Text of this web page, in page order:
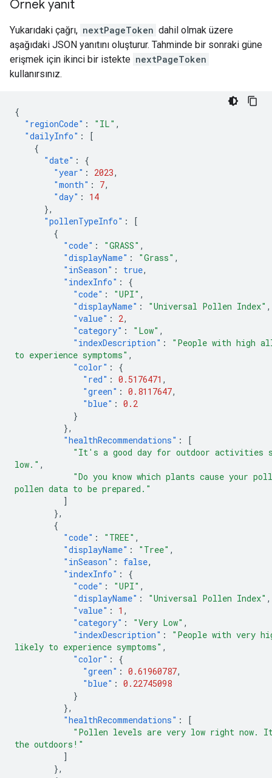
Örnek yanıt
Yukarıdaki çağrı, nextPageToken dahil olmak üzere
aşağıdaki JSON yanıtını oluşturur. Tahminde bir sonraki güne
erişmek için ikinci bir istekte nextPageToken
kullanırsınız.
{
"regionCode" : "IL" ,
"dailyInfo" :
[
{
"date" :
{
"year" : 2023,
"month" : 7,
"day" :
14
},
"pollenTypeInfo" :
[
{
"code" : "GRASS" ,
"displayName" : "Grass" ,
"inSeason" : true,
"indexInfo" :
{
"code" : "UPI" ,
"displayName" : "Universal Pollen Index" ,
"value" : 2,
"category" : "Low" ,
"indexDescription" :
"People with high
to experience symptoms" ,
"color" :
{
"red" : 0.5176471 ,
"green" : 0.8117647,
"blue" : 0.2
}
},
"healthRecommendations" :
[
"It's a good day for outdoor activities
low." ,
"Do you know which plants cause your
pollen data to be prepared."
]
},
{
"code" : "TREE" ,
"displayName" : "Tree" ,
"inSeason" : false,
"indexInfo" :
{
"code" : "UPI" ,
"displayName" : "Universal Pollen Index" ,
"value" : 1 ,
"category" : "Very Low" ,
"indexDescription" :
"People with very
likely to experience symptoms" ,
"color" :
{
"green" : 0.61960787,
"blue" : 0.22745098
}
},
"healthRecommendations" :
[
"Pollen levels are very low right now.
the outdoors!"
]
},